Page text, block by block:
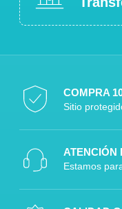
COMPRA
Sitio
ATENCIÓN
Estamos